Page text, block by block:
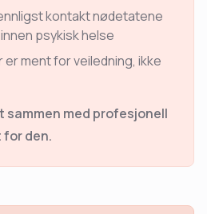
kontakt nødetatene
psykisk helse
ment for veiledning, ikke
sammen med profesjonell
den.